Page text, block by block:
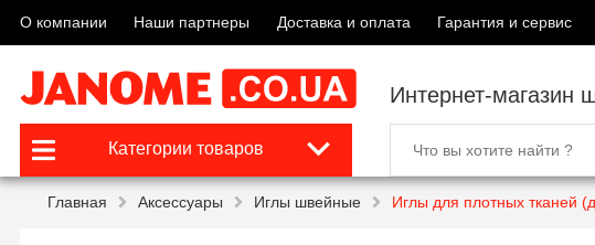
О компании Наши партнеры Доставка и оплата Гарантия и сервис
Интернет-магазин
Категории товаров
Главная Аксессуары Иглы швейные Иглы для плотных тканей